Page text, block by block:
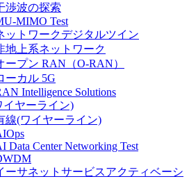
渉波の探索
MIMO Test
ットワークデジタルツイン
地上系ネットワーク
ープン RAN（O-RAN）
ーカル 5G
Intelligence Solutions
イヤーライン)
線(ワイヤーライン)
Data Center Networking Test
ーサネットサービスアクティベーシ